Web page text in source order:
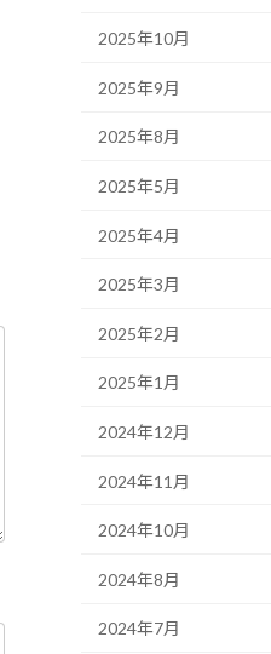
2025年10月
2025年9月
2025年8月
2025年5月
2025年4月
2025年3月
2025年2月
2025年1月
2024年12月
2024年11月
2024年10月
2024年8月
2024年7月